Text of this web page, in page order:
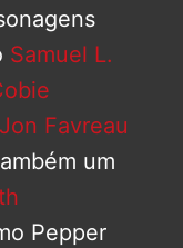
Samuel L.
Jon Favreau
um
Pepper